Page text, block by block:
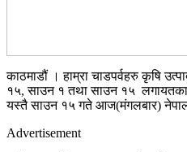
काठमाडौं । हाम्रा चाडपर्वहरु कृषि
१५, साउन १ तथा साउन १५
यस्तै साउन १५ गते आज(मंगलबार)
Advertisement